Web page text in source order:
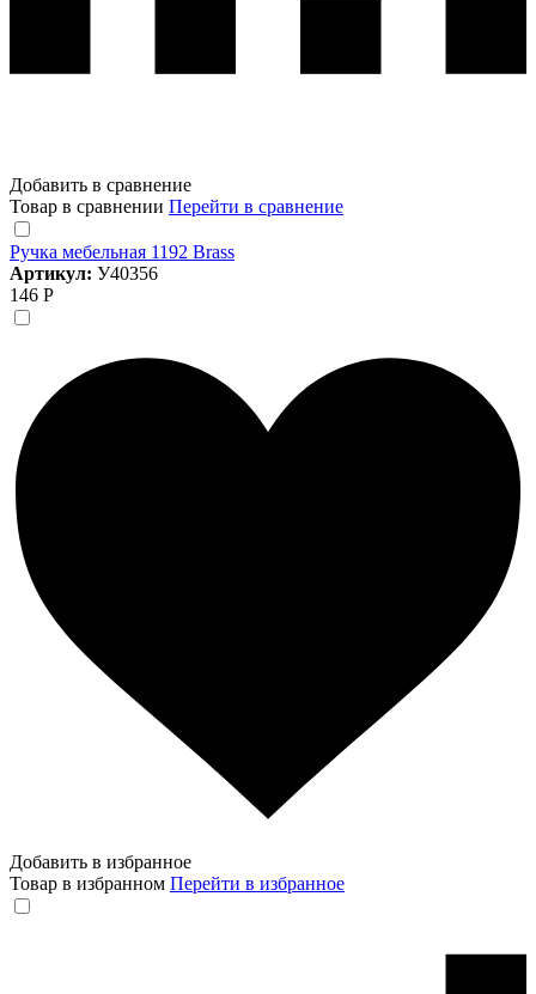
Добавить в сравнение
Товар в сравнении Перейти в сравнение
Ручка мебельная 1192 Brass
Артикул: У40356
146 Р
Добавить в избранное
Товар в избранном Перейти в избранное